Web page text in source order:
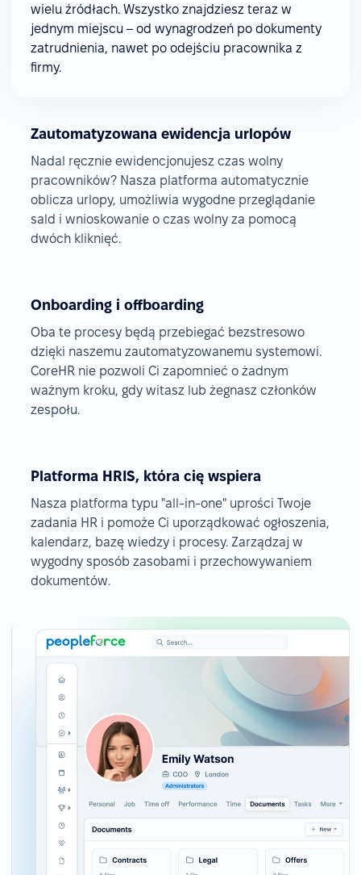
wielu źródłach. Wszystko znajdziesz teraz w
jednym miejscu – od wynagrodzeń po dokumenty
zatrudnienia, nawet po odejściu pracownika z
firmy.
Zautomatyzowana ewidencja urlopów
Nadal ręcznie ewidencjonujesz czas wolny
pracowników? Nasza platforma automatycznie
oblicza urlopy, umożliwia wygodne przeglądanie
sald i wnioskowanie o czas wolny za pomocą
dwóch kliknięć.
Onboarding i offboarding
Oba te procesy będą przebiegać bezstresowo
dzięki naszemu zautomatyzowanemu systemowi.
CoreHR nie pozwoli Ci zapomnieć o żadnym
ważnym kroku, gdy witasz lub żegnasz członków
zespołu.
Platforma HRIS, która cię wspiera
Nasza platforma typu "all-in-one" uprości Twoje
zadania HR i pomoże Ci uporządkować ogłoszenia,
kalendarz, bazę wiedzy i procesy. Zarządzaj w
wygodny sposób zasobami i przechowywaniem
dokumentów.